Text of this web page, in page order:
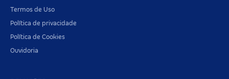
Termos de Uso
Política de privacidade
Política de Cookies
Ouvidoria